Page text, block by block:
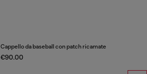
Cappello da baseball con patch ricamate
€90.00